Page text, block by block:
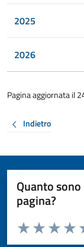
2025
2026
Pagina aggiornata il
Indietro
Quanto
pagina?
Valuta da 1 a 5
Valuta 3
Valuta 2
Valuta 1 stelle